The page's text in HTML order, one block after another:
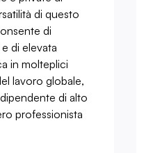
di questo
di
di elevata
in molteplici
lavoro globale,
di alto
professionista